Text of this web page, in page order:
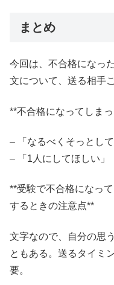
まとめ
今回は、不合格になっ
文について、送る相手
**不合格になってしま
– 「なるべくそっとし
– 「1人にしてほしい」
**受験で不合格になっ
するときの注意点**
文字なので、自分の思
ともある。送るタイミ
要。